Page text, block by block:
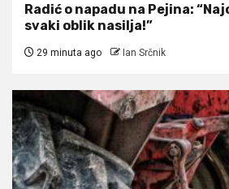
Radić o napadu na Pejina:
svaki oblik nasilja!”
29 minuta ago Ian Srčnik